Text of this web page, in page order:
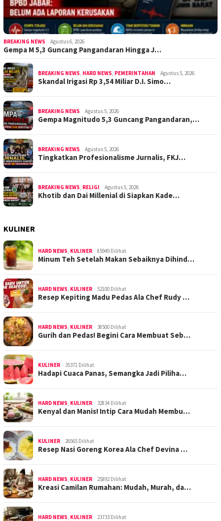
BREAKING NEWS Agustus 6, 2026
Gempa M 5,3 Guncang Pangandaran Hingga J…
BREAKING NEWS HARD NEWS PEMERINTAHAN Agustus 5, 2026
Skandal Irigasi Rp 3,54 Miliar D.I. Simo…
BREAKING NEWS Agustus 5, 2026
Gempa Magnitudo 5,3 Guncang Pangandaran,…
BREAKING NEWS Agustus 5, 2026
Tingkatkan Profesionalisme Jurnalis, FKJ…
BREAKING NEWS RELIGI Agustus 5, 2026
Khotib dan Dai Millenial di Siapkan Kade…
KULINER
HARD NEWS KULINER 85949 Dilihat
Minum Teh Setelah Makan Sebaiknya Dihind…
HARD NEWS KULINER 52100 Dilihat
Resep Kepiting Madu Pedas Ala Chef Rudy …
HARD NEWS KULINER 38500 Dilihat
Gurih dan Pedas! Begini Cara Membuat Seb…
KULINER 35371 Dilihat
Hadapi Cuaca Panas, Semangka Jadi Piliha…
HARD NEWS KULINER 32834 Dilihat
Kenyal dan Manis! Intip Cara Mudah Membu…
KULINER 26565 Dilihat
Resep Nasi Goreng Korea Ala Chef Devina …
HARD NEWS KULINER 25892 Dilihat
Kreasi Camilan Rumahan: Mudah, Murah, da…
HARD NEWS KULINER 23733 Dilihat